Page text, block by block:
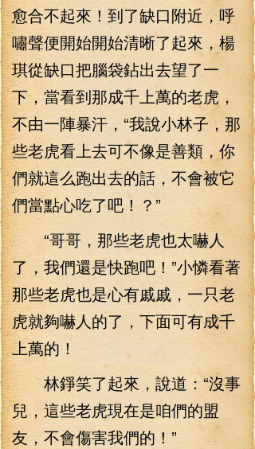
愈合不起來！到了缺口附近，呼
嘯聲便開始開始清晰了起來，楊
琪從缺口把腦袋鉆出去望了一
下，當看到那成千上萬的老虎，
不由一陣暴汗，“我說小林子，那
些老虎看上去可不像是善類，你
們就這么跑出去的話，不會被它
們當點心吃了吧！？”
“哥哥，那些老虎也太嚇人
了，我們還是快跑吧！”小憐看著
那些老虎也是心有戚戚，一只老
虎就夠嚇人的了，下面可有成千
上萬的！
林錚笑了起來，說道：“沒事
兒，這些老虎現在是咱們的盟
友，不會傷害我們的！”